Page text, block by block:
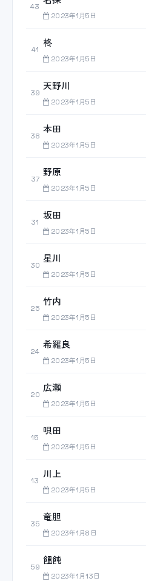
43
2023年1月5日
41
柊
2023年1月5日
39
天野川
2023年1月5日
38
本田
2023年1月5日
37
野原
2023年1月5日
31
坂田
2023年1月5日
30
星川
2023年1月5日
25
竹内
2023年1月5日
24
希羅良
2023年1月5日
20
広瀬
2023年1月5日
15
唄田
2023年1月5日
13
川上
2023年1月5日
35
竜胆
2023年1月8日
59
饂飩
2023年1月13日